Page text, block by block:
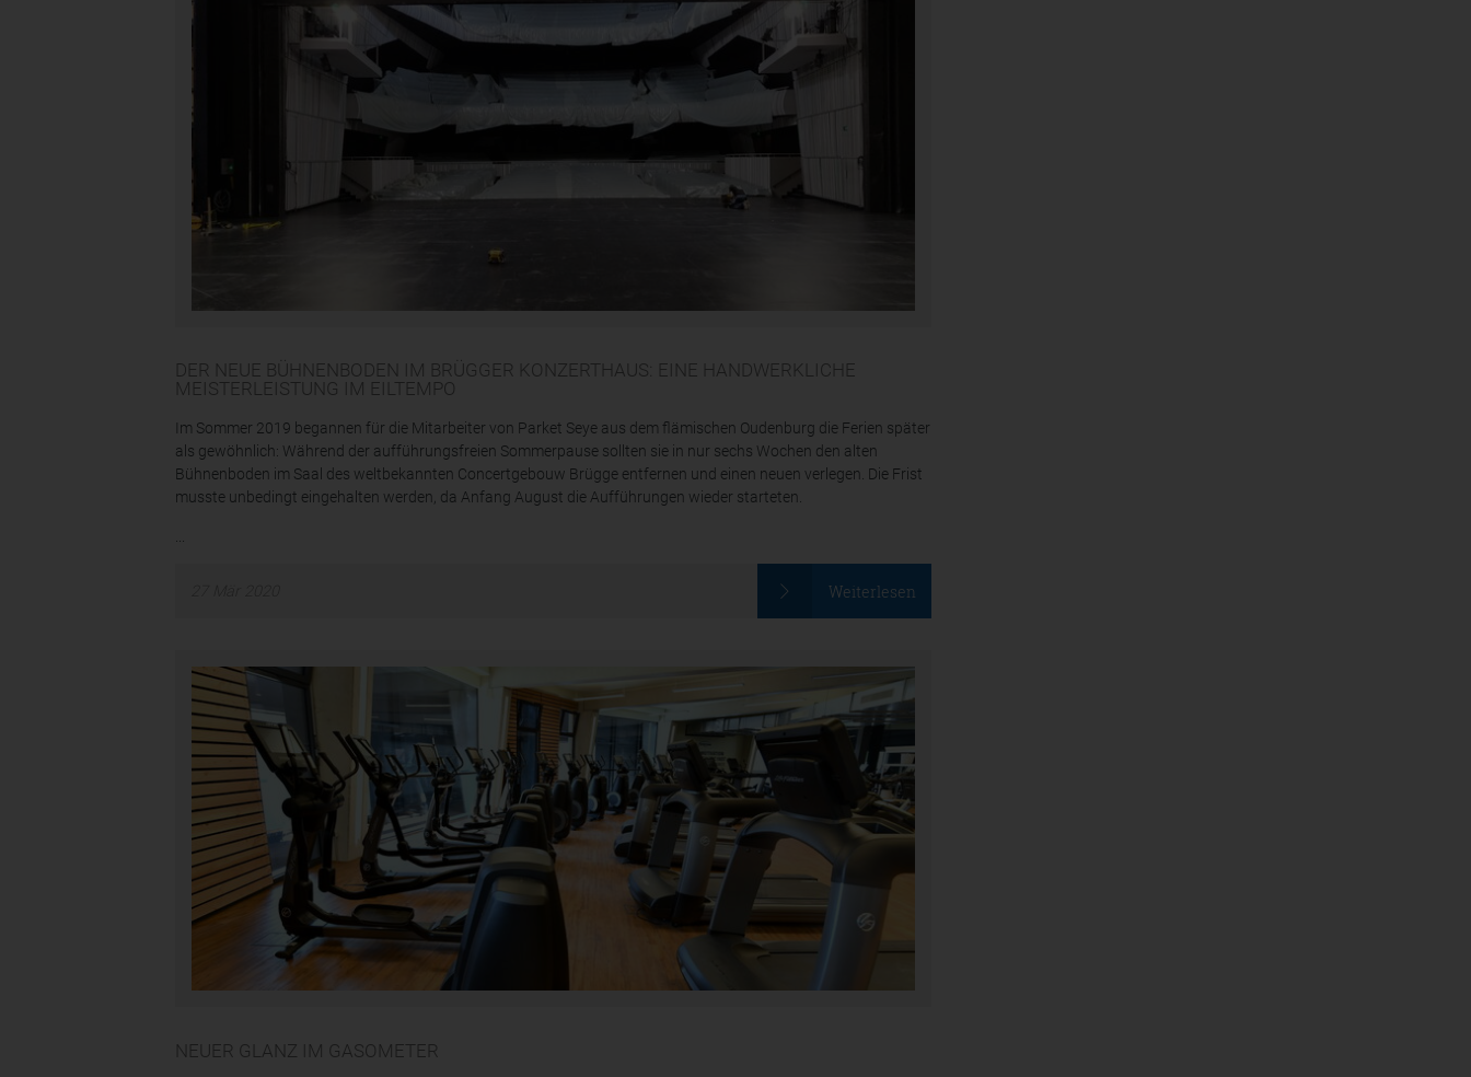
DER NEUE BÜHNENBODEN IM BRÜGGER KONZERTHAUS: EINE HANDWERKLICHE
MEISTERLEISTUNG IM EILTEMPO
Im Sommer 2019 begannen für die Mitarbeiter von Parket Seye aus dem flämischen Oudenburg die Ferien später
als gewöhnlich: Während der aufführungsfreien Sommerpause sollten sie in nur sechs Wochen den alten
Bühnenboden im Saal des weltbekannten Concertgebouw Brügge entfernen und einen neuen verlegen. Die Frist
musste unbedingt eingehalten werden, da Anfang August die Aufführungen wieder starteten.
...
Weiterlesen
NEUER GLANZ IM GASOMETER